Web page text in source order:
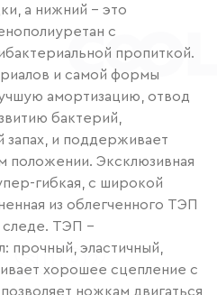
а нижний – это
с
пропиткой.
и самой формы
амортизацию, отвод
бактерий,
и поддерживает
положении. Эксклюзивная
гибкая, с широкой
из облегченного ТЭП
следе. ТЭП -
прочный, эластичный,
хорошее сцепление с
ножкам двигаться